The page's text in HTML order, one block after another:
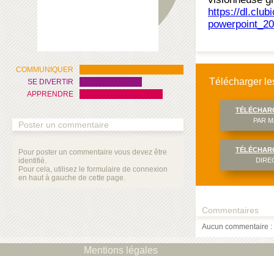
COMMUNIQUER
SE DIVERTIR
APPRENDRE
Poster un commentaire
Pour poster un commentaire vous devez être
identifié.
Pour cela, utilisez le formulaire de connexion
en haut à gauche de cette page.
https://
Télécharger
PAR
Commentaires
Aucun commentaire
Mentions légales